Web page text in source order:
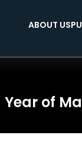
ABOUT US
Year of